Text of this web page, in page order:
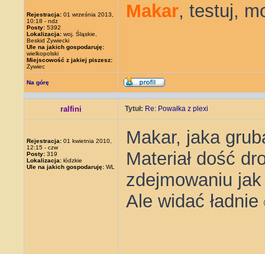
Rejestracja: 01 września 2013,
10:18 - ndz
Posty: 5392
Lokalizacja: woj. Śląskie,
Beskid Żywiecki
Ule na jakich gospodaruję:
wielkopolski
Miejscowość z jakiej piszesz:
Żywiec
Makar, testuj,
Na górę
ralfini Tytuł: Re: Powałka z plexi
Rejestracja: 01 kwietnia 2010,
12:15 - czw
Posty: 319
Lokalizacja: łódzkie
Ule na jakich gospodaruję: WL
Makar, jaka
Materiał dość
zdejmowaniu
Ale widać ładnie